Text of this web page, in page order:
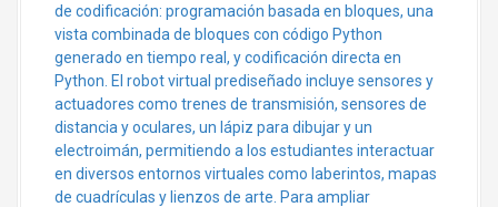
de codificación: programación basada en bloques, una
vista combinada de bloques con código Python
generado en tiempo real, y codificación directa en
Python. El robot virtual prediseñado incluye sensores y
actuadores como trenes de transmisión, sensores de
distancia y oculares, un lápiz para dibujar y un
electroimán, permitiendo a los estudiantes interactuar
en diversos entornos virtuales como laberintos, mapas
de cuadrículas y lienzos de arte. Para ampliar